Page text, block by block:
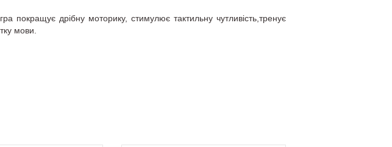
покращує дрібну моторику, стимулює тактильну чутливість,тренує
мови.